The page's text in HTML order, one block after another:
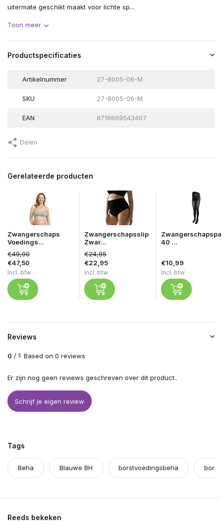
uitermate geschikt maakt voor lichte sp...
Toon meer
Productspecificaties
Artikelnummer 27-8005-06-M
SKU 27-8005-06-M
EAN 8716669543407
Delen
Gerelateerde producten
Zwangerschaps
Voedings...
€49,90
€47,50
Incl. btw
Zwangerschapsslip
Zwar...
€24,95
€22,95
Incl. btw
40 ...
€10,99
Incl. btw
Reviews
0 / 5 Based on 0 reviews
Er zijn nog geen reviews geschreven over dit product..
Schrijf je eigen review
Tags
Beha Blauwe BH borstvoedingsbeha
Reeds bekeken